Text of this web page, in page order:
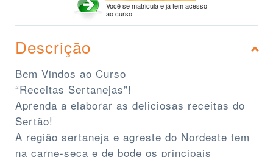
Você se matricula e já tem acesso
ao curso
Descrição
Bem Vindos ao Curso
“Receitas Sertanejas”!
Aprenda a elaborar as deliciosas receitas do
Sertão!
A região sertaneja e agreste do Nordeste tem
na carne-seca e de bode os principais